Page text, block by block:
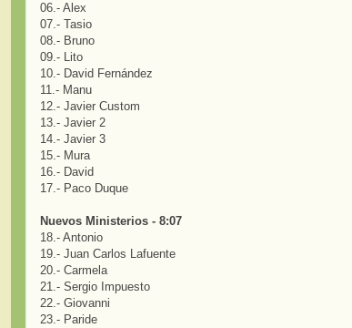
06.- Alex
07.- Tasio
08.- Bruno
09.- Lito
10.- David Fernández
11.- Manu
12.- Javier Custom
13.- Javier 2
14.- Javier 3
15.- Mura
16.- David
17.- Paco Duque
Nuevos Ministerios - 8:07
18.- Antonio
19.- Juan Carlos Lafuente
20.- Carmela
21.- Sergio Impuesto
22.- Giovanni
23.- Paride